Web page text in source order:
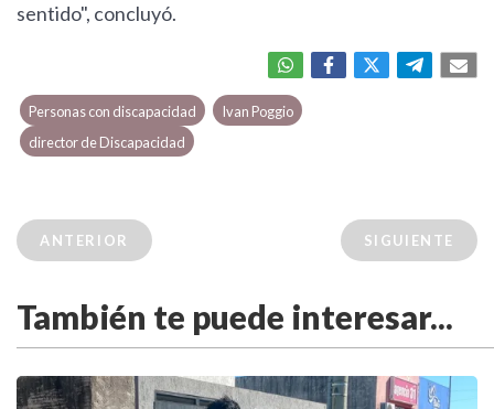
sentido", concluyó.
Personas con discapacidad
Ivan Poggio
director de Discapacidad
ANTERIOR SIGUIENTE
También te puede interesar...